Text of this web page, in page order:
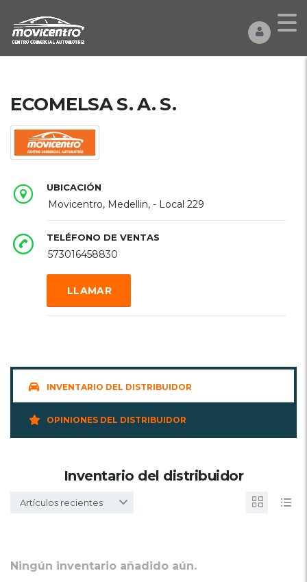
ECOMELSA S. A. S.
UBICACIÓN
Movicentro, Medellin, - Local 229
TELÉFONO DE VENTAS
573016458830
LLAMAR
INVENTARIO DEL DISTRIBUIDOR
OPINIONES DEL DISTRIBUIDOR
Inventario del distribuidor
Artículos recientes
Ningún inventario añadido aún.